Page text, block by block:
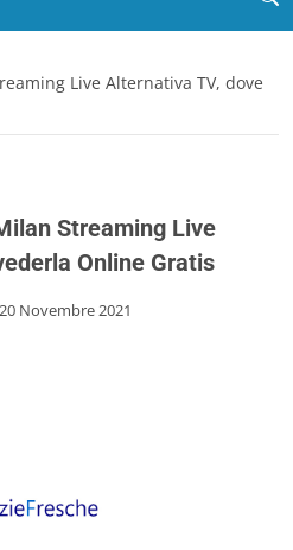
Live Alternativa TV, dove
Streaming Live
Online Gratis
20 Novembre 2021